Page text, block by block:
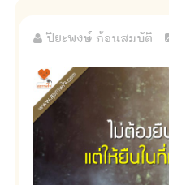
ปิยะพงษ์ ก้อนสมบัติ